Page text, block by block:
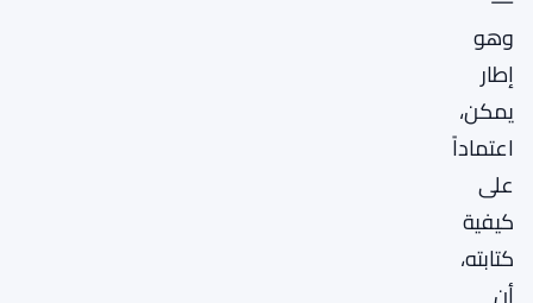
وهو
إطار
يمكن،
اعتماداً
على
كيفية
كتابته،
أن